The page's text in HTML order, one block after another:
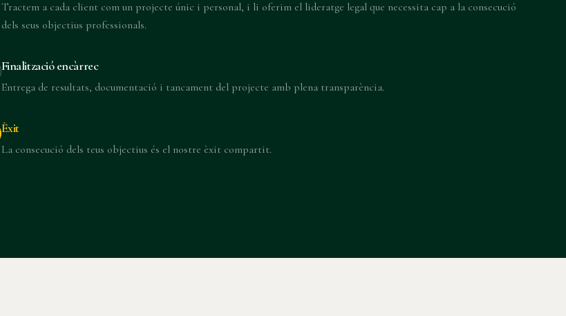
Tractem a cada client com un projecte únic i personal, i li oferim el lideratge legal que necessita cap a la consecució
dels seus objectius professionals.
Finalització encàrrec
Entrega de resultats, documentació i tancament del projecte amb plena transparència.
Èxit
La consecució dels teus objectius és el nostre èxit compartit.